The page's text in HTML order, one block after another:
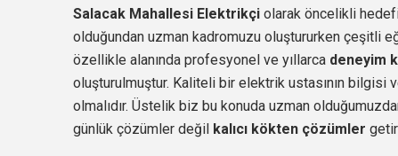
Salacak Mahallesi Elektrikçi olarak öncelikli
olduğundan uzman kadromuzu oluştururken çeşitli
özellikle alanında profesyonel ve yıllarca deneyim
oluşturulmuştur. Kaliteli bir elektrik ustasının bilgisi
olmalıdır. Üstelik biz bu konuda uzman
günlük çözümler değil kalıcı kökten çözümler